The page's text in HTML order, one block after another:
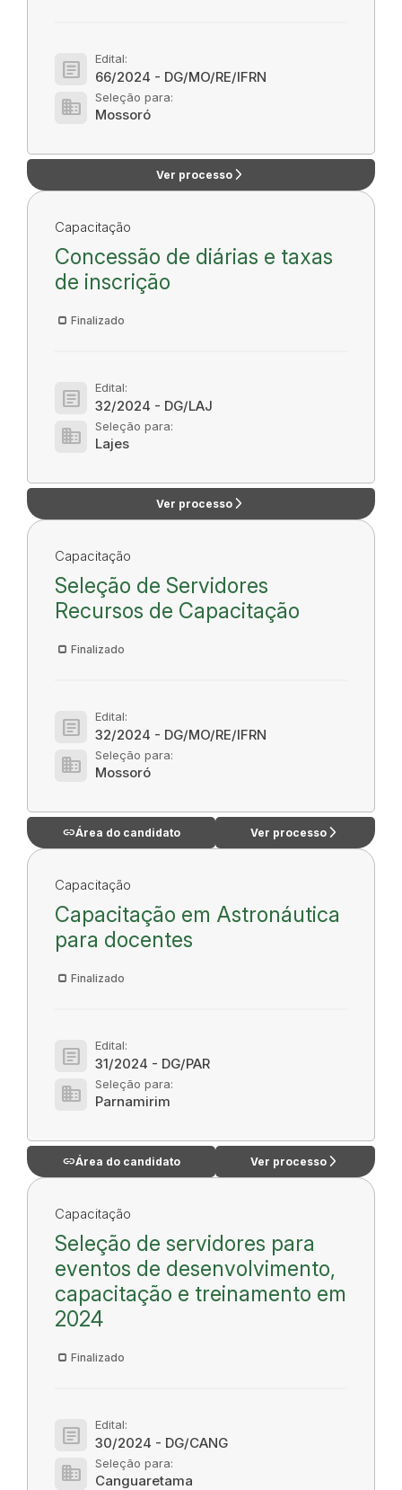
article Edital:
66/2024 - DG/MO/RE/IFRN
domain Seleção para:
Mossoró
Ver processo arrow_forward_ios
Capacitação
Concessão de diárias e taxas
de inscrição
Finalizado
article Edital:
32/2024 - DG/LAJ
domain Seleção para:
Lajes
Ver processo arrow_forward_ios
Capacitação
Seleção de Servidores
Recursos de Capacitação
Finalizado
article Edital:
32/2024 - DG/MO/RE/IFRN
domain Seleção para:
Mossoró
linkÁrea do candidato Ver processo arrow_forward_ios
Capacitação
Capacitação em Astronáutica
para docentes
Finalizado
article Edital:
31/2024 - DG/PAR
domain Seleção para:
Parnamirim
linkÁrea do candidato Ver processo arrow_forward_ios
Capacitação
Seleção de servidores para
eventos de desenvolvimento,
capacitação e treinamento em
2024
Finalizado
article Edital:
30/2024 - DG/CANG
domain Seleção para:
Canguaretama